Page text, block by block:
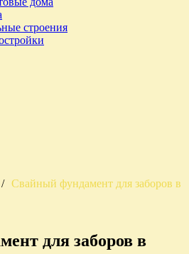
строения
/ Свайный фундамент для заборов в
для заборов в